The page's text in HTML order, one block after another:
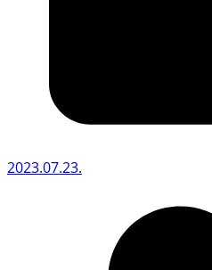
2023.07.23.